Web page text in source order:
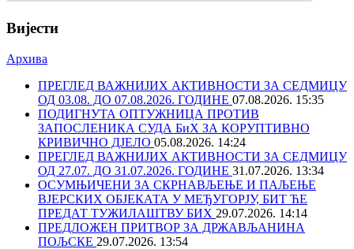
Вијести
Архива
ПРЕГЛЕД ВАЖНИЈИХ АКТИВНОСТИ ЗА СЕДМИЦУ
ОД 03.08. ДО 07.08.2026. ГОДИНЕ 07.08.2026. 15:35
ПОДИГНУТА ОПТУЖНИЦА ПРОТИВ
ЗАПОСЛЕНИКА СУДА БиХ ЗА КОРУПТИВНО
КРИВИЧНО ДЈЕЛО 05.08.2026. 14:24
ПРЕГЛЕД ВАЖНИЈИХ АКТИВНОСТИ ЗА СЕДМИЦУ
ОД 27.07. ДО 31.07.2026. ГОДИНЕ 31.07.2026. 13:34
ОСУМЊИЧЕНИ ЗА СКРНАВЉЕЊЕ И ПАЉЕЊЕ
ВЈЕРСКИХ ОБЈЕКАТА У МЕЂУГОРЈУ, БИТ ЋЕ
ПРЕДАТ ТУЖИЛАШТВУ БИХ 29.07.2026. 14:14
ПРЕДЛОЖЕН ПРИТВОР ЗА ДРЖАВЉАНИНА
ПОЉСКЕ 29.07.2026. 13:54